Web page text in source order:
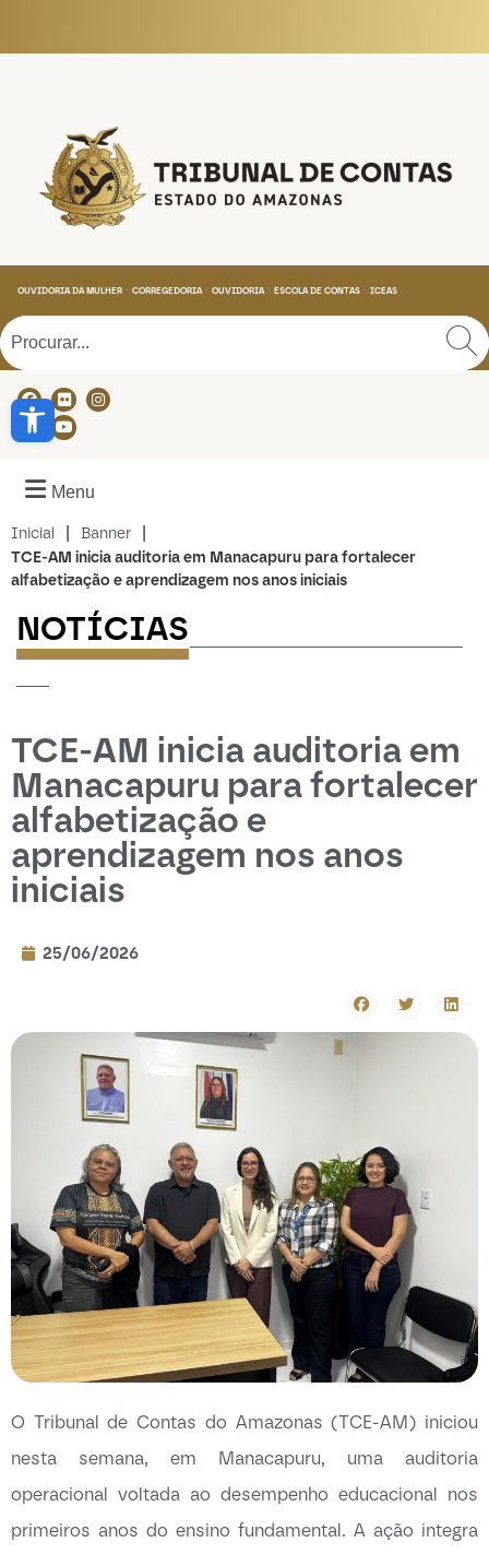
Abrir a barra de ferramentas
OUVIDORIA DA MULHER CORREGEDORIA OUVIDORIA ESCOLA DE CONTAS ICEAS
Menu
Inicial Banner
TCE-AM inicia auditoria em Manacapuru para fortalecer
alfabetização e aprendizagem nos anos iniciais
NOTÍCIAS
---
TCE-AM inicia auditoria em
Manacapuru para fortalecer
alfabetização e
aprendizagem nos anos
iniciais
25/06/2026
O Tribunal de Contas do Amazonas (TCE-AM) iniciou
nesta semana, em Manacapuru, uma auditoria
operacional voltada ao desempenho educacional nos
primeiros anos do ensino fundamental. A ação integra